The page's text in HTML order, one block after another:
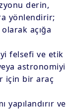
derin,
yönlendirir;
açığa
felsefi ve etik
astronomiyi
için bir araç
yapılandırır ve